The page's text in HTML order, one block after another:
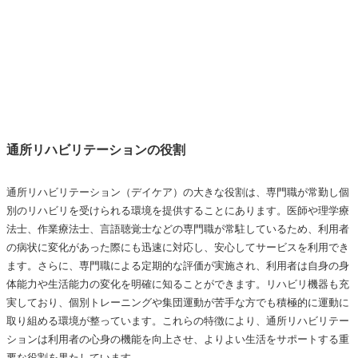
通所リハビリテーションの役割
通所リハビリテーション（デイケア）の大きな役割は、専門職が常勤し個
別のリハビリを受けられる環境を提供することにあります。医師や理学療
法士、作業療法士、言語聴覚士などの専門職が常駐しているため、利用者
の病状に変化があった際にも迅速に対応し、安心してサービスを利用でき
ます。さらに、専門職による定期的な評価が実施され、利用者は自身の身
体能力や生活能力の変化を明確に知ることができます。リハビリ機器も充
実しており、個別トレーニングや集団運動が苦手な方でも積極的に運動に
取り組める環境が整っています。これらの特徴により、通所リハビリテー
ションは利用者の心身の機能を向上させ、よりよい生活をサポートする重